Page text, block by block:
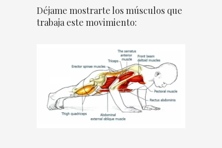
Déjame mostrarte los músculos que
trabaja este movimiento: